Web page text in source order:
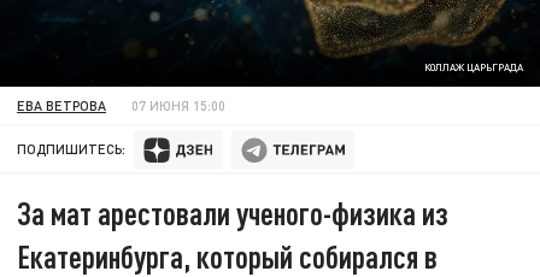
КОЛЛАЖ ЦАРЬГРАДА
ЕВА ВЕТРОВА 07 ИЮНЯ 15:00
ПОДПИШИТЕСЬ:
За мат арестовали ученого-физика из
Екатеринбурга, который собирался в